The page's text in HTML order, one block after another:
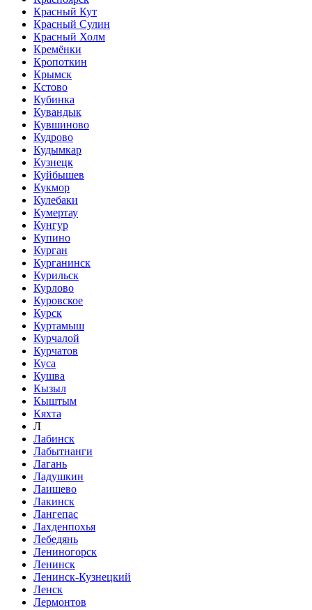
Красный Кут
Красный Сулин
Красный Холм
Кремёнки
Кропоткин
Крымск
Кстово
Кубинка
Кувандык
Кувшиново
Кудрово
Кудымкар
Кузнецк
Куйбышев
Кукмор
Кулебаки
Кумертау
Кунгур
Купино
Курган
Курганинск
Курильск
Курлово
Куровское
Курск
Куртамыш
Курчалой
Курчатов
Куса
Кушва
Кызыл
Кыштым
Кяхта
Л
Лабинск
Лабытнанги
Лагань
Ладушкин
Лаишево
Лакинск
Лангепас
Лахденпохья
Лебедянь
Лениногорск
Ленинск
Ленинск-Кузнецкий
Ленск
Лермонтов